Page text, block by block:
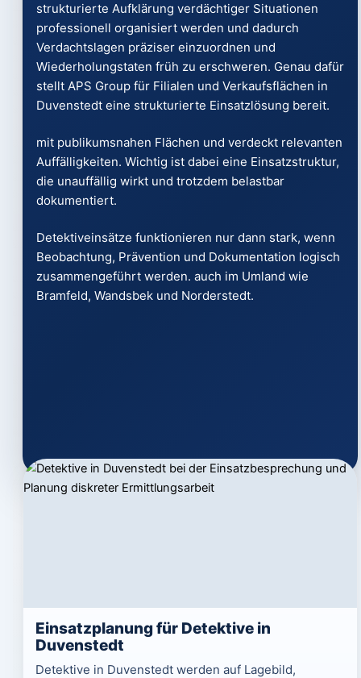
strukturierte Aufklärung verdächtiger Situationen
professionell organisiert werden und dadurch
Verdachtslagen präziser einzuordnen und
Wiederholungstaten früh zu erschweren. Genau dafür
stellt APS Group für Filialen und Verkaufsflächen in
Duvenstedt eine strukturierte Einsatzlösung bereit.
mit publikumsnahen Flächen und verdeckt relevanten
Auffälligkeiten. Wichtig ist dabei eine Einsatzstruktur,
die unauffällig wirkt und trotzdem belastbar
dokumentiert.
Detektiveinsätze funktionieren nur dann stark, wenn
Beobachtung, Prävention und Dokumentation logisch
zusammengeführt werden. auch im Umland wie
Bramfeld, Wandsbek und Norderstedt.
Einsatzplanung für Detektive in
Duvenstedt
Detektive in Duvenstedt werden auf Lagebild,